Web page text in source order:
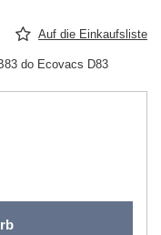
Auf die Einkaufsliste
do Ecovacs D83